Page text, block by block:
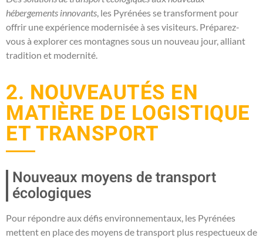
hébergements innovants , les Pyrénées se transforment pour
offrir une expérience modernisée à ses visiteurs. Préparez-
vous à explorer ces montagnes sous un nouveau jour, alliant
tradition et modernité.
2. NOUVEAUTÉS EN
MATIÈRE DE LOGISTIQUE
ET TRANSPORT
Nouveaux moyens de transport
écologiques
Pour répondre aux défis environnementaux, les Pyrénées
mettent en place des moyens de transport plus respectueux de